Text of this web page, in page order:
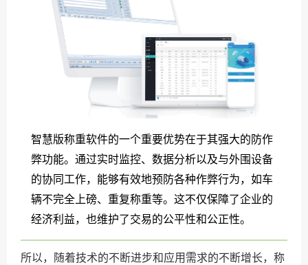
智慧版称重软件的一个重要优势在于其强大的防作
弊功能。通过实时监控、数据分析以及与外围设备
的协同工作，能够有效地预防各种作弊行为，如车
辆不完全上磅、重复称重等。这不仅保障了企业的
经济利益，也维护了交易的公平性和公正性。
所以，随着技术的不断进步和应用需求的不断增长，称